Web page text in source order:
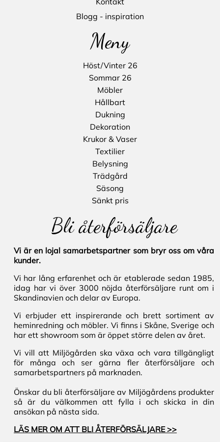
Blogg - inspiration
Meny
Höst/Vinter 26
Sommar 26
Möbler
Hållbart
Dukning
Dekoration
Krukor & Vaser
Textilier
Belysning
Trädgård
Säsong
Sänkt pris
Bli återförsäljare
Vi är en lojal samarbetspartner som bryr oss om våra
kunder.
Vi har lång erfarenhet och är etablerade sedan 1985,
idag har vi över 3000 nöjda återförsäljare runt om i
Skandinavien och delar av Europa.
Vi erbjuder ett inspirerande och brett sortiment av
heminredning och möbler. Vi finns i Skåne, Sverige och
har ett showroom som är öppet större delen av året.
Vi vill att Miljögården ska växa och vara tillgängligt
för många och ser gärna fler återförsäljare och
samarbetspartners på marknaden.
Önskar du bli återförsäljare av Miljögårdens produkter
så är du välkommen att fylla i och skicka in din
ansökan på nästa sida.
LÄS MER OM ATT BLI ÅTERFÖRSÄLJARE >>